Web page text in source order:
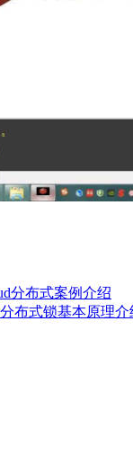
分布式案例介绍
布式锁基本原理介